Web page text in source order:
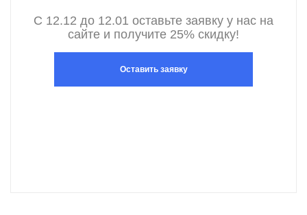
С 12.12 до 12.01 оставьте заявку у нас на
сайте и получите 25% скидку!
Оставить заявку